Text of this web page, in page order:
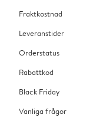
Fraktkostnad
Leveranstider
Orderstatus
Rabattkod
Black Friday
Vanliga frågor